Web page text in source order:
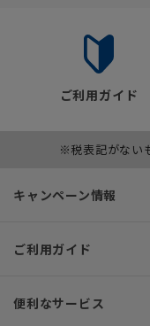
ご利用ガイド
※税表記がない
キャンペーン情報
ご利用ガイド
便利なサービス